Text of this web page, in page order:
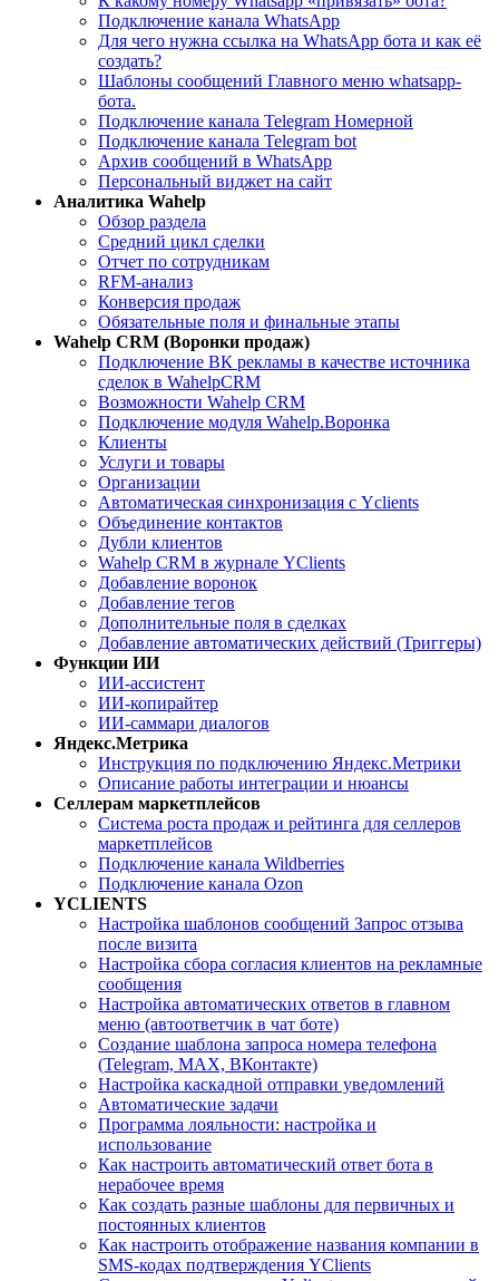
Подключение канала WhatsApp
Для чего нужна ссылка на WhatsApp бота и как её
создать?
Шаблоны сообщений Главного меню whatsapp-
бота.
Подключение канала Telegram Номерной
Подключение канала Telegram bot
Архив сообщений в WhatsApp
Персональный виджет на сайт
Aналитика Wahelp
Обзор раздела
Средний цикл сделки
Отчет по сотрудникам
RFM-анализ
Конверсия продаж
Обязательные поля и финальные этапы
Wahelp CRM (Воронки продаж)
Подключение ВК рекламы в качестве источника
сделок в WahelpCRM
Возможности Wahelp CRM
Подключение модуля Wahelp.Воронка
Клиенты
Услуги и товары
Организации
Автоматическая синхронизация с Yclients
Объединение контактов
Дубли клиентов
Wahelp CRM в журнале YClients
Добавление воронок
Добавление тегов
Дополнительные поля в сделках
Добавление автоматических действий (Триггеры)
Функции ИИ
ИИ-ассистент
ИИ-копирайтер
ИИ-саммари диалогов
Яндекс.Метрика
Инструкция по подключению Яндекс.Метрики
Описание работы интеграции и нюансы
Селлерам маркетплейсов
Система роста продаж и рейтинга для селлеров
маркетплейсов
Подключение канала Wildberries
Подключение канала Ozon
YCLIENTS
Настройка шаблонов сообщений Запрос отзыва
после визита
Настройка сбора согласия клиентов на рекламные
сообщения
Настройка автоматических ответов в главном
меню (автоответчик в чат боте)
Создание шаблона запроса номера телефона
(Telegram, MAX, ВКонтакте)
Настройка каскадной отправки уведомлений
Автоматические задачи
Программа лояльности: настройка и
использование
Как настроить автоматический ответ бота в
нерабочее время
Как создать разные шаблоны для первичных и
постоянных клиентов
Как настроить отображение названия компании в
SMS-кодах подтверждения YClients